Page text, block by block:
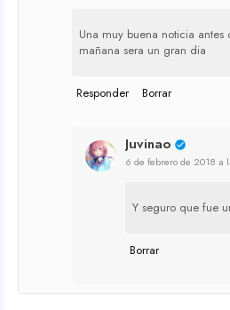
Una muy buena noticia
mañana sera un gran dia
Responder Borrar
Juvinao
6 de febrero de 2018 a
Y seguro que fue
Borrar